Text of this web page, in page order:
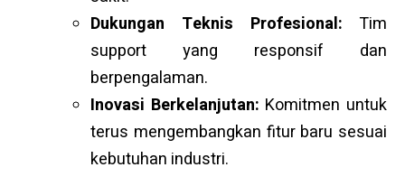
Dukungan Teknis Profesional: Tim
support yang responsif dan
berpengalaman.
Inovasi Berkelanjutan: Komitmen untuk
terus mengembangkan fitur baru sesuai
kebutuhan industri.